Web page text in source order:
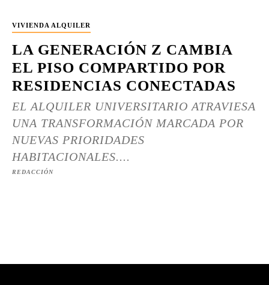
VIVIENDA ALQUILER
LA GENERACIÓN Z CAMBIA
EL PISO COMPARTIDO POR
RESIDENCIAS CONECTADAS
EL ALQUILER UNIVERSITARIO ATRAVIESA
UNA TRANSFORMACIÓN MARCADA POR
NUEVAS PRIORIDADES
HABITACIONALES....
REDACCIÓN